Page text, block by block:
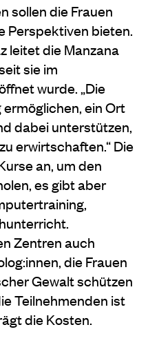
sollen die Frauen
Perspektiven bieten.
leitet die Manzana
sie im
wurde. „Die
ein Ort
dabei unterstützen,
erwirtschaften.“ Die
an, um den
es gibt aber
Zentren auch
die Frauen
Gewalt schützen
Teilnehmenden ist
die Kosten.